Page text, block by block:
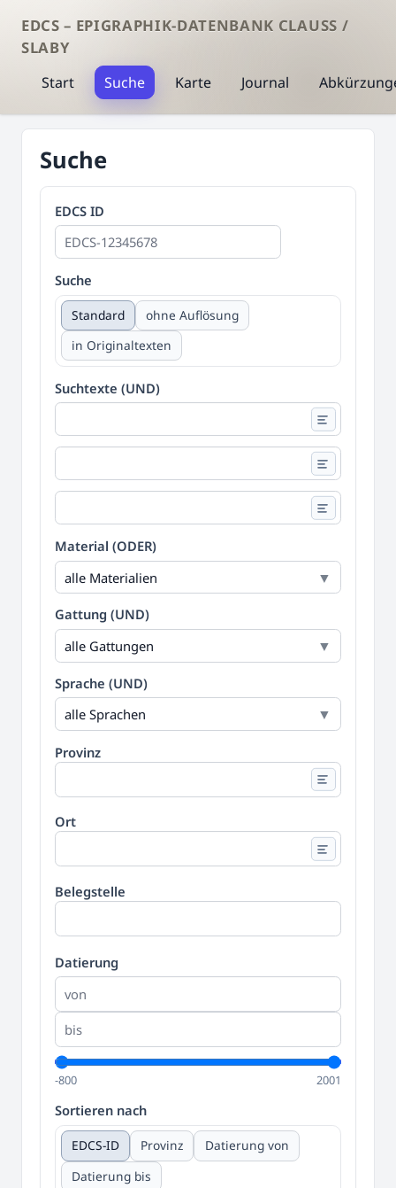
EDCS – EPIGRAPHIK-DATENBANK CLAUSS /
SLABY
Start Suche Karte Journal
Suche
EDCS ID
Suche
Standard
ohne Auflösung
in Originaltexten
Suchtexte (UND)
Material (ODER)
alle Materialien
Gattung (UND)
alle Gattungen
Sprache (UND)
alle Sprachen
Provinz
Ort
Belegstelle
Datierung
-800 2001
Sortieren nach
EDCS-ID Provinz
Datierung von
Datierung bis